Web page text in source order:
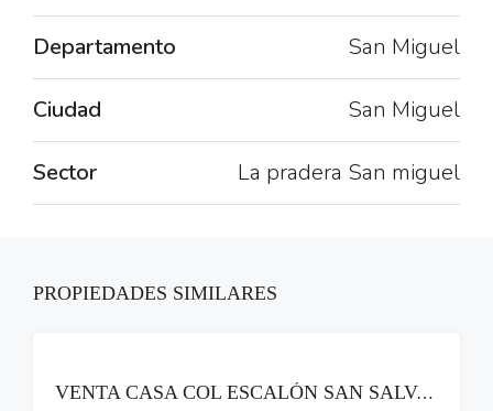
Departamento San Miguel
Ciudad San Miguel
Sector La pradera San miguel
PROPIEDADES SIMILARES
VENTA CASA COL ESCALÓN SAN SALVADOR ZONA PLAZA BEETHOVEN